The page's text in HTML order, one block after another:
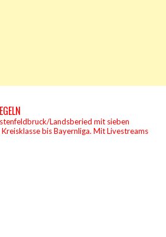
Landsberied mit sieben
bis Bayernliga. Mit Livestreams